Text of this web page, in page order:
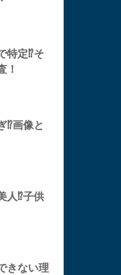
特定⁉︎そ
！
⁉︎画像と
人⁉︎子供
きない理